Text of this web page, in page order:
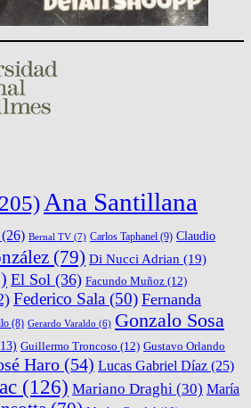
Ana Santillana
(26) Bernal TV (7) Carlos Taphanel (9) Claudio
(79) Di Nucci Adrian (19)
El Sol (36) Facundo Muñoz (12)
Federico Sala (50) Fernanda
(8) Gerardo Varaldo (6) Gonzalo Sosa
Guillermo Troncoso (12) Gustavo Orlando
Haro (54) Lucas Gabriel Díaz (25)
(126) Mariano Draghi (30) María